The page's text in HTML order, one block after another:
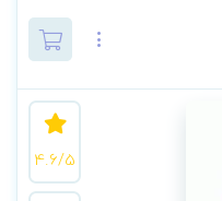
4.6/5